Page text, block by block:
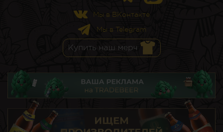
Мы в ВКонтакте
Мы в Telegram